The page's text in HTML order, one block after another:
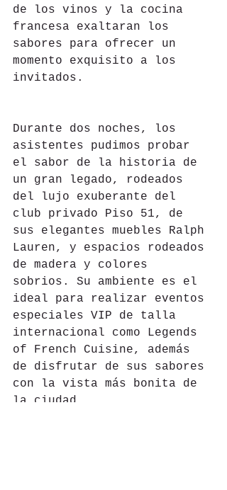
de los vinos y la cocina
francesa exaltaran los
sabores para ofrecer un
momento exquisito a los
invitados.
Durante dos noches, los
asistentes pudimos probar
el sabor de la historia de
un gran legado, rodeados
del lujo exuberante del
club privado Piso 51, de
sus elegantes muebles Ralph
Lauren, y espacios rodeados
de madera y colores
sobrios. Su ambiente es el
ideal para realizar eventos
especiales VIP de talla
internacional como Legends
of French Cuisine, además
de disfrutar de sus sabores
con la vista más bonita de
la ciudad.